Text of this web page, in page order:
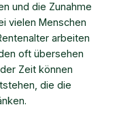
und die Zunahme
vielen Menschen
arbeiten
oft übersehen
Zeit können
die die